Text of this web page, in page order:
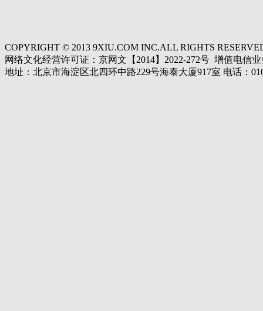
COPYRIGHT © 2013 9XIU.COM INC.ALL RIGHTS
网络文化经营许可证：京网文【2014】2022-272号 增值电信
地址：北京市海淀区北四环中路229号海泰大厦917室 电话：